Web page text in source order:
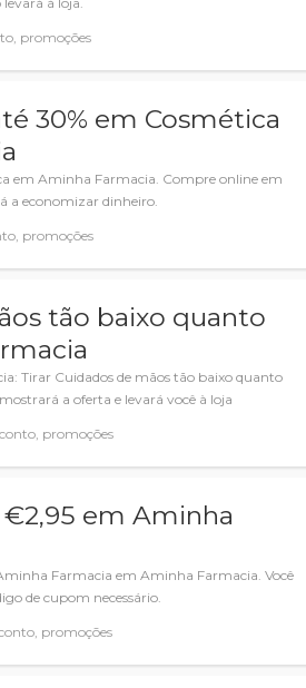
promoções
30% em Cosmética
em Aminha Farmacia. Compre online em
a economizar dinheiro.
promoções
tão baixo quanto
Tirar Cuidados de mãos tão baixo quanto
a oferta e levará você à loja
promoções
em Aminha
Farmacia em Aminha Farmacia. Você
de cupom necessário.
promoções